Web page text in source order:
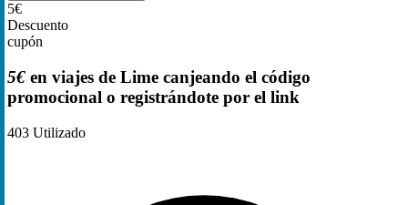
5€
Descuento
cupón
5€ en viajes de Lime canjeando el código
promocional o registrándote por el link
403 Utilizado